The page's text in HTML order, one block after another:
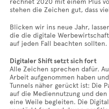
rechnet 2020 mit einem Plus
stehen die Zeichen gut, dass
Blicken wir ins neue Jahr,
die die digitale
auf jeden Fall beachten sollten.
Digitaler Shift setzt sich fort
Alle Zeichen sprechen dafür.
Arbeit aufgenommen haben
Tunnels näher gerückt ist: Die
auf die Mediennutzung und
eine Weile begleiten. Die